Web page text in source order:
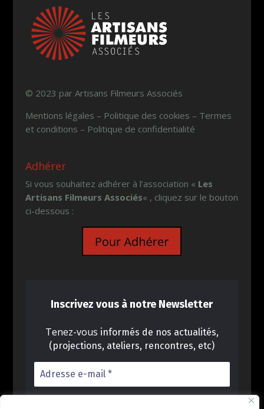
© 2023 par Artisans Filmeurs Associés
Mentions légales – Politique des cookies – Termes
et conditions – Politique de confidentialité
Adhérer
Si vous souhaitez adhérer à l’association « Les
Artisans Filmeurs Associés« , cliquez sur le bouton
ci-dessous :
Inscrivez vous à notre Newsletter
Tenez-vous informés de nos actualités,
(projections, ateliers, rencontres, etc)